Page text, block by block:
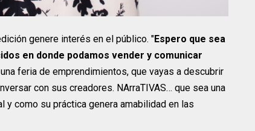
genere interés en el público. "Espero que sea
en donde podamos vender y comunicar
feria de emprendimientos, que vayas a descubrir
con sus creadores. NArraTIVAS… que sea una
y como su práctica genera amabilidad en las